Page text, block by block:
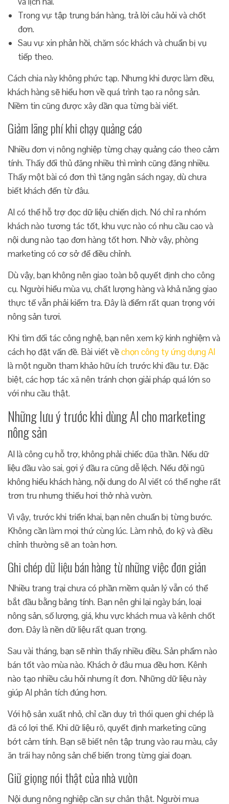
Trong vụ: tập trung bán hàng, trả lời câu hỏi và chốt
đơn.
Sau vụ: xin phản hồi, chăm sóc khách và chuẩn bị vụ
tiếp theo.
Cách chia này không phức tạp. Nhưng khi được làm đều,
khách hàng sẽ hiểu hơn về quá trình tạo ra nông sản.
Niềm tin cũng được xây dần qua từng bài viết.
Giảm lãng phí khi chạy quảng cáo
Nhiều đơn vị nông nghiệp từng chạy quảng cáo theo cảm
tính. Thấy đối thủ đăng nhiều thì mình cũng đăng nhiều.
Thấy một bài có đơn thì tăng ngân sách ngay, dù chưa
biết khách đến từ đâu.
AI có thể hỗ trợ đọc dữ liệu chiến dịch. Nó chỉ ra nhóm
khách nào tương tác tốt, khu vực nào có nhu cầu cao và
nội dung nào tạo đơn hàng tốt hơn. Nhờ vậy, phòng
marketing có cơ sở để điều chỉnh.
Dù vậy, bạn không nên giao toàn bộ quyết định cho công
cụ. Người hiểu mùa vụ, chất lượng hàng và khả năng giao
thực tế vẫn phải kiểm tra. Đây là điểm rất quan trọng với
nông sản tươi.
Khi tìm đối tác công nghệ, bạn nên xem kỹ kinh nghiệm và
cách họ đặt vấn đề. Bài viết vềchọn công ty ứng dụng AI
là một nguồn tham khảo hữu ích trước khi đầu tư. Đặc
biệt, các hợp tác xã nên tránh chọn giải pháp quá lớn so
với nhu cầu thật.
Những lưu ý trước khi dùng AI cho marketing
nông sản
AI là công cụ hỗ trợ, không phải chiếc đũa thần. Nếu dữ
liệu đầu vào sai, gợi ý đầu ra cũng dễ lệch. Nếu đội ngũ
không hiểu khách hàng, nội dung do AI viết có thể nghe rất
trơn tru nhưng thiếu hơi thở nhà vườn.
Vì vậy, trước khi triển khai, bạn nên chuẩn bị từng bước.
Không cần làm mọi thứ cùng lúc. Làm nhỏ, đo kỹ và điều
chỉnh thường sẽ an toàn hơn.
Ghi chép dữ liệu bán hàng từ những việc đơn giản
Nhiều trang trại chưa có phần mềm quản lý vẫn có thể
bắt đầu bằng bảng tính. Bạn nên ghi lại ngày bán, loại
nông sản, số lượng, giá, khu vực khách mua và kênh chốt
đơn. Đây là nền dữ liệu rất quan trọng.
Sau vài tháng, bạn sẽ nhìn thấy nhiều điều. Sản phẩm nào
bán tốt vào mùa nào. Khách ở đâu mua đều hơn. Kênh
nào tạo nhiều câu hỏi nhưng ít đơn. Những dữ liệu này
giúp AI phân tích đúng hơn.
Với hộ sản xuất nhỏ, chỉ cần duy trì thói quen ghi chép là
đã có lợi thế. Khi dữ liệu rõ, quyết định marketing cũng
bớt cảm tính. Bạn sẽ biết nên tập trung vào rau màu, cây
ăn trái hay nông sản chế biến trong từng giai đoạn.
Giữ giọng nói thật của nhà vườn
Nội dung nông nghiệp cần sự chân thật. Người mua